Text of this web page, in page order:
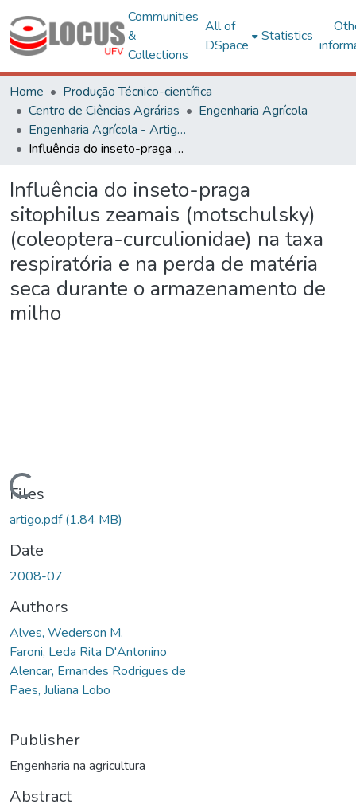
Communities
&
Collections
All of
DSpace
Statistics
Home
Produção Técnico-científica
Centro de Ciências Agrárias
Engenharia Agrícola
Engenharia Agrícola - Artigos
Influência do inseto-praga sitophilus zeamais (motschulsky) (coleoptera-curculionidae) na taxa respiratória e na perda de matéria seca durante o armazenamento de milho
Influência do inseto-praga
sitophilus zeamais (motschulsky)
(coleoptera-curculionidae) na taxa
respiratória e na perda de matéria
seca durante o armazenamento de
milho
Files
artigo.pdf(1.84 MB)
Date
2008-07
Authors
Alves, Wederson M.
Faroni, Leda Rita D'Antonino
Alencar, Ernandes Rodrigues de
Paes, Juliana Lobo
Publisher
Engenharia na agricultura
Abstract